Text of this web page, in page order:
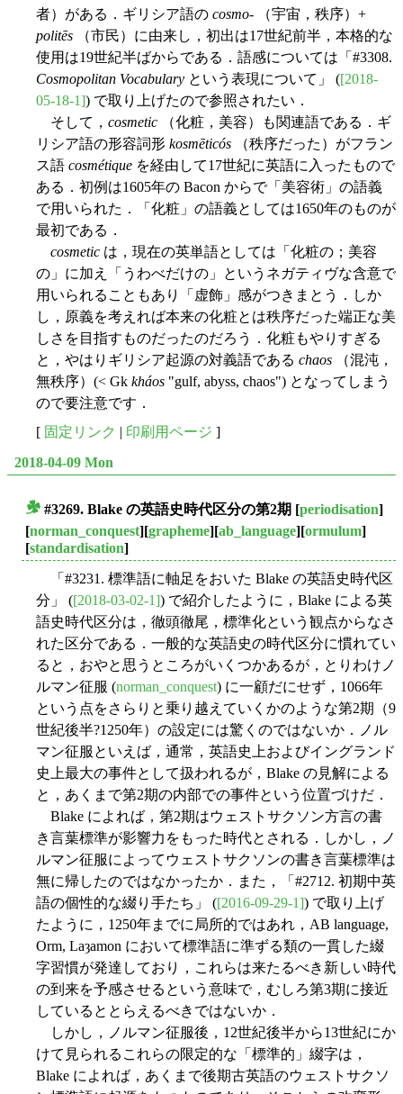
者）がある．ギリシア語の cosmo- （宇宙，秩序）+
politēs （市民）に由来し，初出は17世紀前半，本格的な
使用は19世紀半ばからである．語感については「#3308.
Cosmopolitan Vocabulary という表現について」 ([2018-
05-18-1]) で取り上げたので参照されたい．
そして， cosmetic （化粧，美容）も関連語である．ギ
リシア語の形容詞形 kosmēticós （秩序だった）がフラン
ス語 cosmétique を経由して17世紀に英語に入ったもので
ある．初例は1605年の Bacon からで「美容術」の語義
で用いられた．「化粧」の語義としては1650年のものが
最初である．
cosmetic は，現在の英単語としては「化粧の；美容
の」に加え「うわべだけの」というネガティヴな含意で
用いられることもあり「虚飾」感がつきまとう．しか
し，原義を考えれば本来の化粧とは秩序だった端正な美
しさを目指すものだったのだろう．化粧もやりすぎる
と，やはりギリシア起源の対義語である chaos （混沌，
無秩序）(< Gk kháos "gulf, abyss, chaos") となってしまう
ので要注意です．
[ 固定リンク | 印刷用ページ ]
2018-04-09 Mon
#3269. Blake の英語史時代区分の第2期 [periodisation]
[norman_conquest][grapheme][ab_language][ormulum]
[standardisation]
「#3231. 標準語に軸足をおいた Blake の英語史時代区
分」 ([2018-03-02-1]) で紹介したように，Blake による英
語史時代区分は，徹頭徹尾，標準化という観点からなさ
れた区分である．一般的な英語史の時代区分に慣れてい
ると，おやと思うところがいくつかあるが，とりわけノ
ルマン征服 (norman_conquest) に一顧だにせず，1066年
という点をさらりと乗り越えていくかのような第2期（9
世紀後半?1250年）の設定には驚くのではないか．ノル
マン征服といえば，通常，英語史上およびイングランド
史上最大の事件として扱われるが，Blake の見解による
と，あくまで第2期の内部での事件という位置づけだ．
Blake によれば，第2期はウェストサクソン方言の書
き言葉標準が影響力をもった時代とされる．しかし，ノ
ルマン征服によってウェストサクソンの書き言葉標準は
無に帰したのではなかったか．また，「#2712. 初期中英
語の個性的な綴り手たち」 ([2016-09-29-1]) で取り上げ
たように，1250年までに局所的ではあれ，AB language,
Orm, Laȝamon において標準語に準ずる類の一貫した綴
字習慣が発達しており，これらは来たるべき新しい時代
の到来を予感させるという意味で，むしろ第3期に接近
しているととらえるべきではないか．
しかし，ノルマン征服後，12世紀後半から13世紀にか
けて見られるこれらの限定的な「標準的」綴字は，
Blake によれば，あくまで後期古英語のウェストサクソ